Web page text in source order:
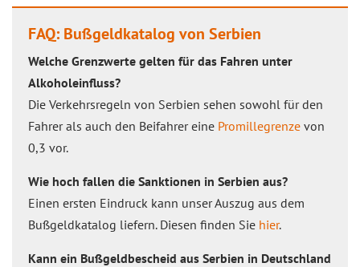
FAQ: Bußgeldkatalog von Serbien
Welche Grenzwerte gelten für das Fahren unter
Alkoholeinfluss?
Die Verkehrsregeln von Serbien sehen sowohl für den
Fahrer als auch den Beifahrer eine Promillegrenze von
0,3 vor.
Wie hoch fallen die Sanktionen in Serbien aus?
Einen ersten Eindruck kann unser Auszug aus dem
Bußgeldkatalog liefern. Diesen finden Sie hier.
Kann ein Bußgeldbescheid aus Serbien in Deutschland